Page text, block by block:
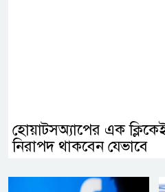
হোয়াটসঅ্যাপের এক
নিরাপদ থাকবেন যেভাবে